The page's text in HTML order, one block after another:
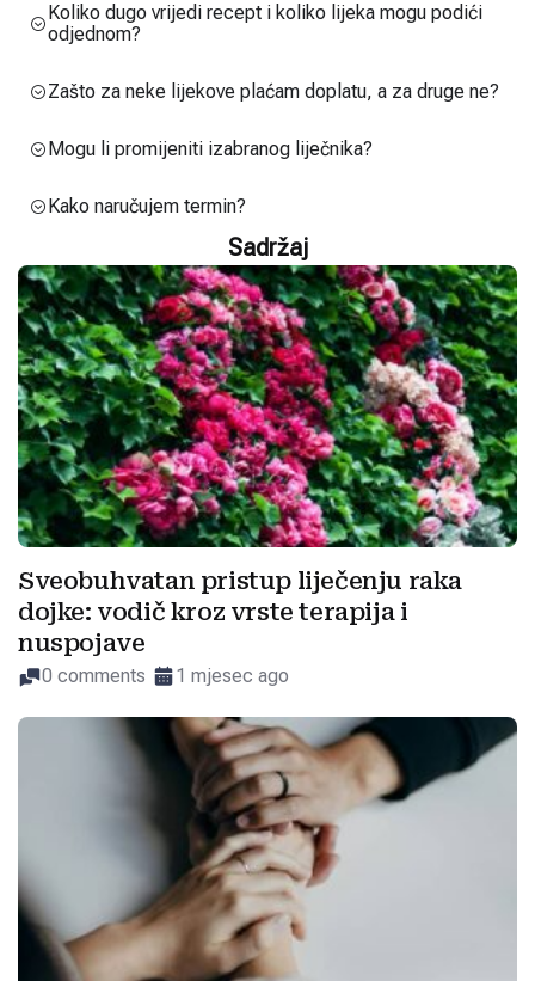
Koliko dugo vrijedi recept i koliko lijeka mogu podići
odjednom?
Zašto za neke lijekove plaćam doplatu, a za druge ne?
Mogu li promijeniti izabranog liječnika?
Kako naručujem termin?
Sadržaj
Sveobuhvatan pristup liječenju raka
dojke: vodič kroz vrste terapija i
nuspojave
0 comments 1 mjesec ago